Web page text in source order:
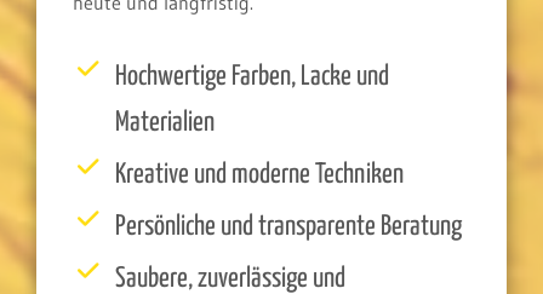
Hochwertige Farben, Lacke und
Materialien
Kreative und moderne Techniken
Persönliche und transparente Beratung
Saubere, zuverlässige und